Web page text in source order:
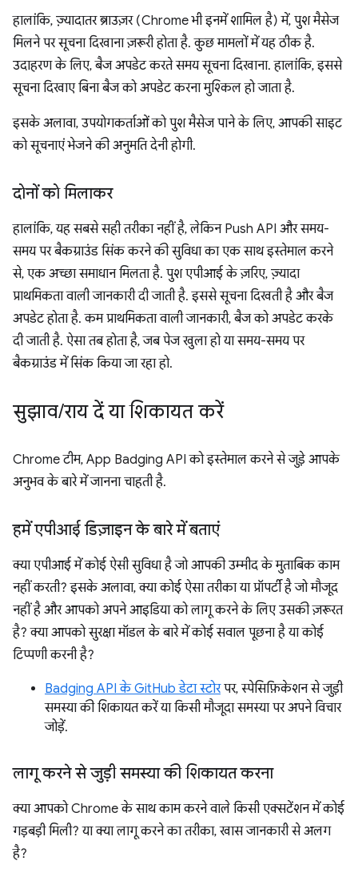
हालांकि, ज़्यादातर ब्राउज़र (Chrome भी इनमें शामिल है) में, पुश मैसेज
मिलने पर सूचना दिखाना ज़रूरी होता है. कुछ मामलों में यह ठीक है.
उदाहरण के लिए, बैज अपडेट करते समय सूचना दिखाना. हालांकि, इससे
सूचना दिखाए बिना बैज को अपडेट करना मुश्किल हो जाता है.
इसके अलावा, उपयोगकर्ताओं को पुश मैसेज पाने के लिए, आपकी साइट
को सूचनाएं भेजने की अनुमति देनी होगी.
दोनों को मिलाकर
हालांकि, यह सबसे सही तरीका नहीं है, लेकिन Push API और समय-
समय पर बैकग्राउंड सिंक करने की सुविधा का एक साथ इस्तेमाल करने
से, एक अच्छा समाधान मिलता है. पुश एपीआई के ज़रिए, ज़्यादा
प्राथमिकता वाली जानकारी दी जाती है. इससे सूचना दिखती है और बैज
अपडेट होता है. कम प्राथमिकता वाली जानकारी, बैज को अपडेट करके
दी जाती है. ऐसा तब होता है, जब पेज खुला हो या समय-समय पर
बैकग्राउंड में सिंक किया जा रहा हो.
सुझाव/राय दें या शिकायत करें
Chrome टीम, App Badging API को इस्तेमाल करने से जुड़े आपके
अनुभव के बारे में जानना चाहती है.
हमें एपीआई डिज़ाइन के बारे में बताएं
क्या एपीआई में कोई ऐसी सुविधा है जो आपकी उम्मीद के मुताबिक काम
नहीं करती? इसके अलावा, क्या कोई ऐसा तरीका या प्रॉपर्टी है जो मौजूद
नहीं है और आपको अपने आइडिया को लागू करने के लिए उसकी ज़रूरत
है? क्या आपको सुरक्षा मॉडल के बारे में कोई सवाल पूछना है या कोई
टिप्पणी करनी है?
Badging API के GitHub डेटा स्टोरपर, स्पेसिफ़िकेशन से जुड़ी
समस्या की शिकायत करें या किसी मौजूदा समस्या पर अपने विचार
जोड़ें.
लागू करने से जुड़ी समस्या की शिकायत करना
क्या आपको Chrome के साथ काम करने वाले किसी एक्सटेंशन में कोई
गड़बड़ी मिली? या क्या लागू करने का तरीका, खास जानकारी से अलग
है?